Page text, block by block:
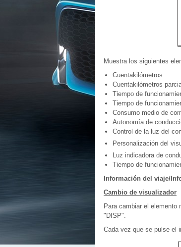
Muestra los siguientes
Cuentakilómetros
Cuentakilómetros
Tiempo de
Tiempo de
Consumo medio de
Autonomía de
Control de la luz del
Personalización del
Luz indicadora de
Tiempo de
Información del viaje/
Cambio de visualizador
Para cambiar el elemento
"DISP".
Cada vez que se pulse el